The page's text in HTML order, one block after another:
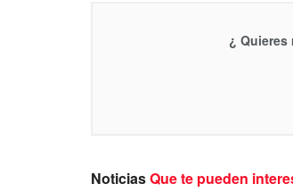
¿
NoticiasQue te pueden